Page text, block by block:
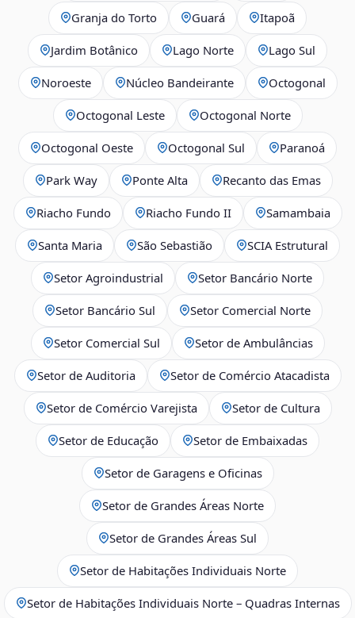
Granja do Torto Guará Itapoã
Jardim Botânico Lago Norte Lago Sul
Noroeste Núcleo Bandeirante Octogonal
Octogonal Leste Octogonal Norte
Octogonal Oeste Octogonal Sul Paranoá
Park Way Ponte Alta Recanto das Emas
Riacho Fundo Riacho Fundo II Samambaia
Santa Maria São Sebastião SCIA Estrutural
Setor Agroindustrial Setor Bancário Norte
Setor Bancário Sul Setor Comercial Norte
Setor Comercial Sul Setor de Ambulâncias
Setor de Auditoria Setor de Comércio Atacadista
Setor de Comércio Varejista Setor de Cultura
Setor de Educação Setor de Embaixadas
Setor de Garagens e Oficinas
Setor de Grandes Áreas Norte
Setor de Grandes Áreas Sul
Setor de Habitações Individuais Norte
Setor de Habitações Individuais Norte – Quadras Internas